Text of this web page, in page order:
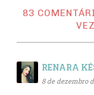
83
RENARA
8 de dezembro